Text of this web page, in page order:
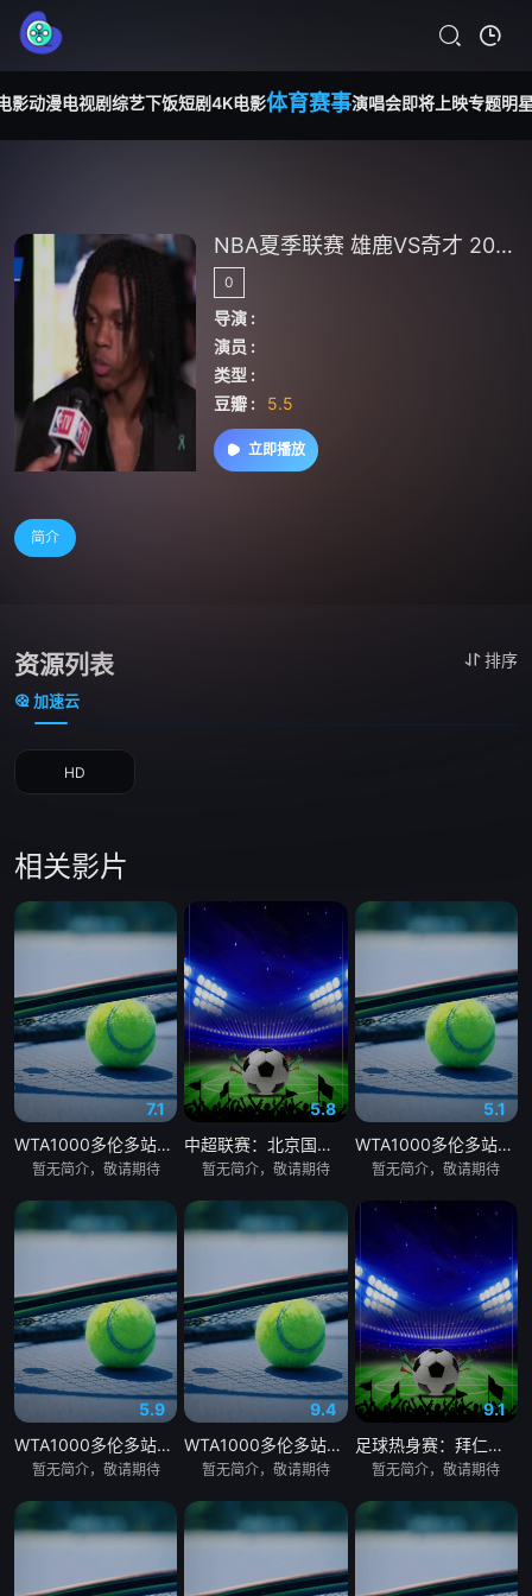
影动漫电视剧综艺下饭短剧4K电影体育赛事演唱会即将上映专题明
NBA夏季联赛 雄鹿VS奇才 20240721
0
导演 :
演员 :
类型 :
豆瓣 :
5.5
立即播放
简介
资源列表 排序
加速云
HD
相关影片
7.1
WTA1000多伦多站女单第三轮：格鲁比奇VS斯瓦泰克
暂无简介，敬请期待
5.8
中超联赛：北京国安VS深圳新鹏城20260807
暂无简介，敬请期待
5.1
WTA1000多伦多站女单第三轮：佩古拉VS拉克西莫娃
暂无简介，敬请期待
5.9
WTA1000多伦多站女单第三轮：斯维托丽娜VS波塔波娃
暂无简介，敬请期待
9.4
WTA1000多伦多站女单第三轮：萨巴伦卡VS张帅
暂无简介，敬请期待
9.1
足球热身赛：拜仁慕尼黑VS阿斯顿维拉20260807
暂无简介，敬请期待